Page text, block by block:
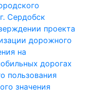
Сердобск
проекта
дорожного
на
дорогах
пользования
значения